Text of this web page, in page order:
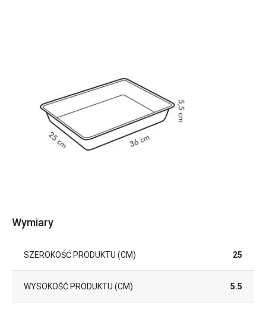
Wymiary
SZEROKOŚĆ PRODUKTU (CM) 25
WYSOKOŚĆ PRODUKTU (CM) 5.5